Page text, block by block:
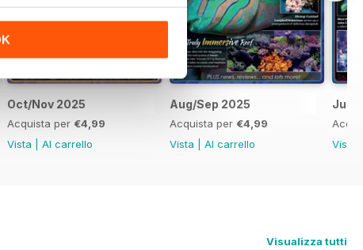
Oct/Nov 2025
Acquista per €4,99
Vista
Al carrello
Aug/Sep 2025
Acquista per €4,99
Vista
Al carrello
Jun/
Vista
Visualizza tutti